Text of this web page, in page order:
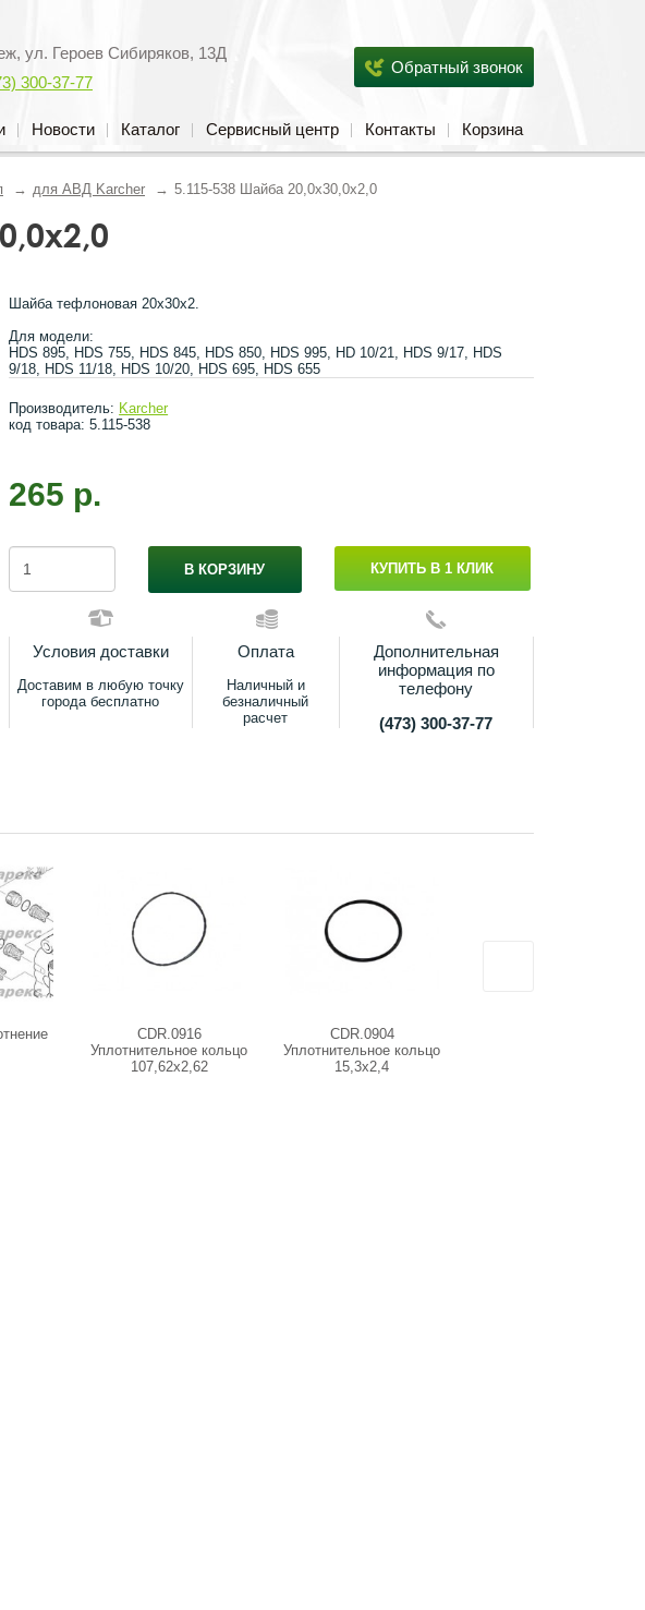
, ул. Героев Сибиряков, 13Д
300-37-77
Обратный звонок
Новости Каталог Сервисный центр Контакты Корзина
для АВД Karcher 5.115-538 Шайба 20,0х30,0х2,0
Шайба тефлоновая 20х30х2.
Для модели:
HDS 895, HDS 755, HDS 845, HDS 850, HDS 995, HD 10/21, HDS 9/17, HDS
9/18, HDS 11/18, HDS 10/20, HDS 695, HDS 655
Производитель: Karcher
код товара: 5.115-538
265 р.
В КОРЗИНУ КУПИТЬ В 1 КЛИК
Условия доставки
Доставим в любую точку
города бесплатно
Оплата
Наличный и
безналичный
расчет
Дополнительная
информация по
телефону
(473) 300-37-77
CDR.0916
Уплотнительное кольцо
107,62x2,62
CDR.0904
Уплотнительное кольцо
15,3х2,4